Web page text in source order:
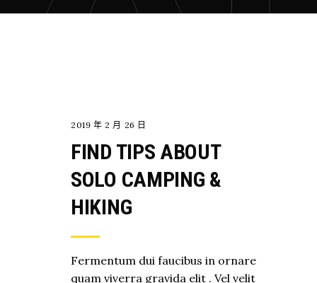
2019 年 2 月 26 日
FIND TIPS ABOUT
SOLO CAMPING &
HIKING
Fermentum dui faucibus in ornare
quam viverra gravida elit . Vel velit